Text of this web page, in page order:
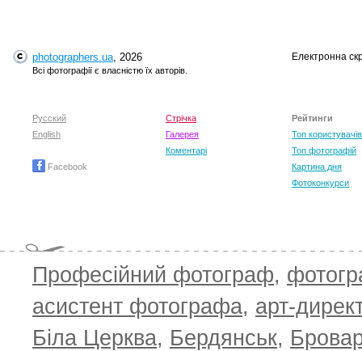
photographers.ua, 2026
Всі фотографії є власністю їх авторів.
Електронна
Русский
English
Facebook
Стрічка
Галерея
Коментарі
Рейтинги
Топ користувачів
Топ фотографій
Картина дня
Фотоконкурси
Професійний фотограф,
асистент фотографа, арт-
Біла Церква, Бердянськ,